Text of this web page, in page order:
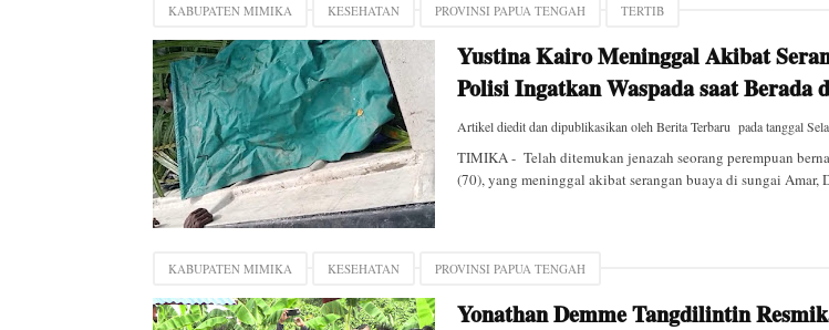
KABUPATEN MIMIKA KESEHATAN PROVINSI PAPUA TENGAH TERTIB
Yustina Kairo Meninggal Akibat
Polisi Ingatkan Waspada saat Berada
Artikel diedit dan dipublikasikan olehBerita Terbaru pada tanggal
TIMIKA - Telah ditemukan jenazah seorang perempuan
(70), yang meninggal akibat serangan buaya di sungai Amar,
KABUPATEN MIMIKA KESEHATAN PROVINSI PAPUA TENGAH
Yonathan Demme Tangdilintin